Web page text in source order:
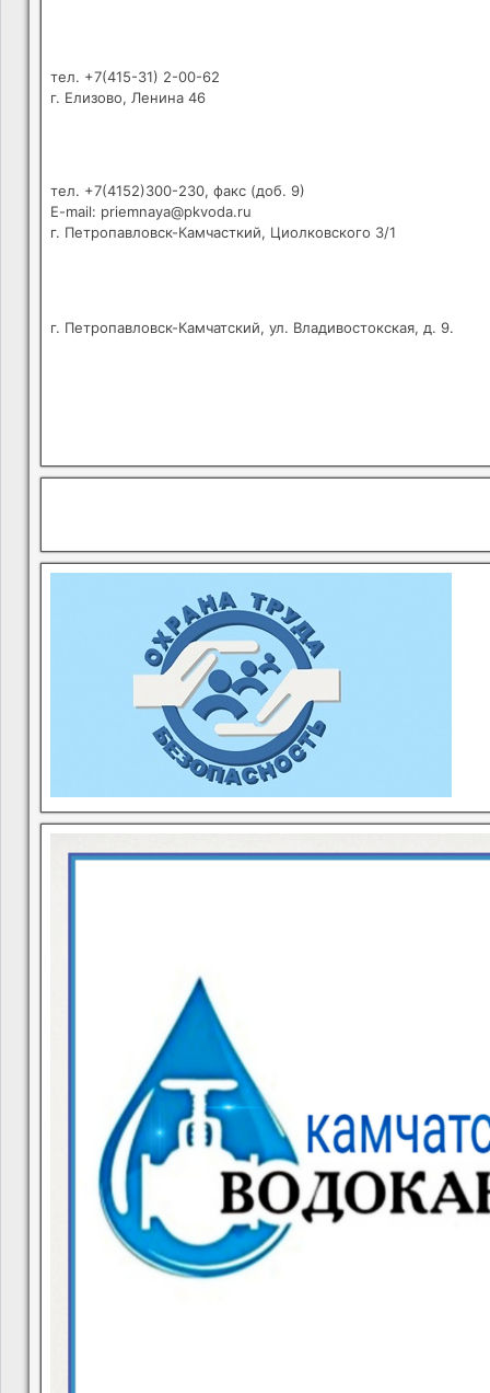
тел. +7(415-31) 2-00-62
г. Елизово, Ленина 46
тел. +7(4152)300-230, факс (доб. 9)
E-mail: priemnaya@pkvoda.ru
г. Петропавловск-Камчасткий, Циолковского 3/1
г. Петропавловск-Камчатский, ул. Владивостокская, д. 9.